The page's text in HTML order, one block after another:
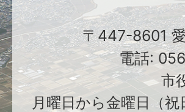
〒447-8601
電話:
市
月曜日から金曜日（